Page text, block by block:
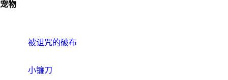
宠物
被诅咒的破布
小镰刀